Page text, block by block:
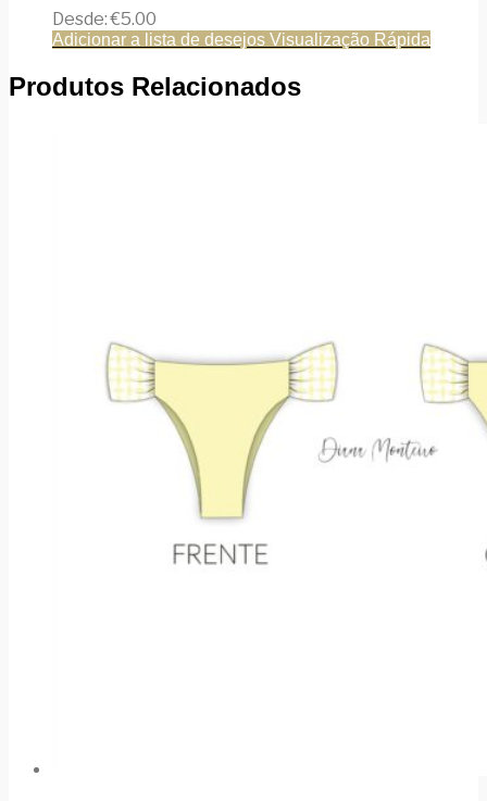
Desde:€5.00
Adicionar a lista de desejos Visualização Rápida
Produtos Relacionados